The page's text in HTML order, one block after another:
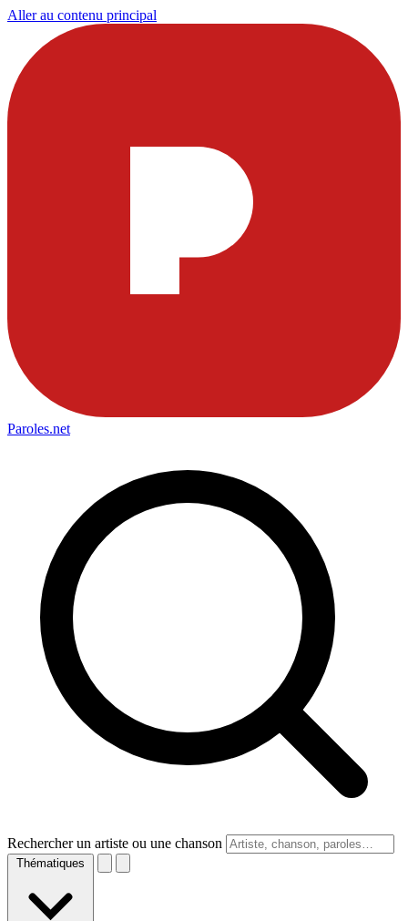
Aller au contenu principal
Paroles.net
Rechercher un artiste ou une chanson
Thématiques